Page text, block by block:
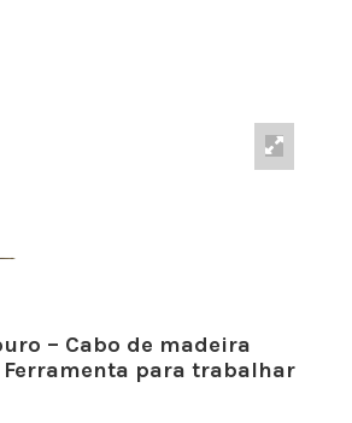
– Cabo de madeira
para trabalhar